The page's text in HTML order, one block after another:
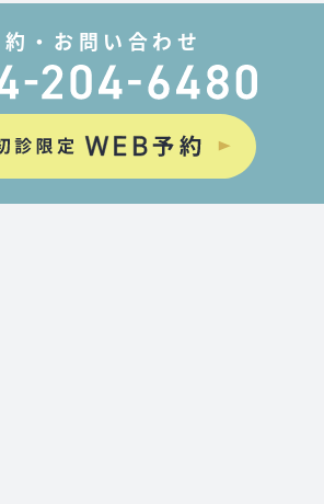
約・お問い合わせ